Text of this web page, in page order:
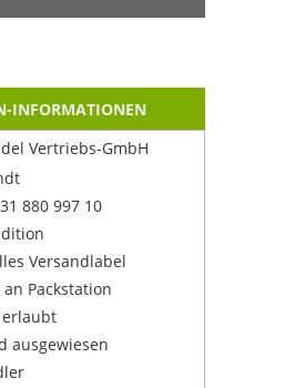
INFORMATIONEN
Vertriebs-GmbH
880 997 10
Versandlabel
Packstation
erlaubt
ausgewiesen